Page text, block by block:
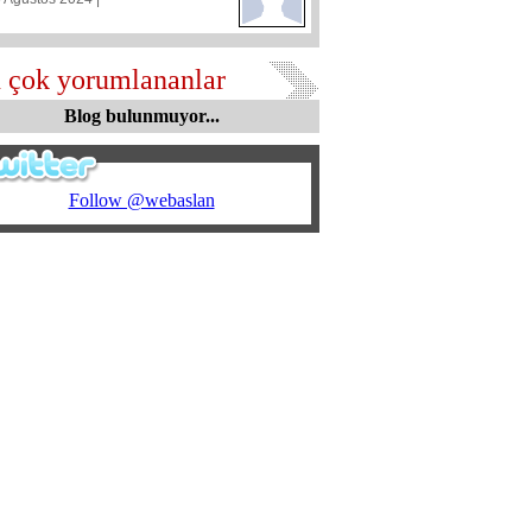
çok yorumlananlar
Blog bulunmuyor...
Follow @webaslan